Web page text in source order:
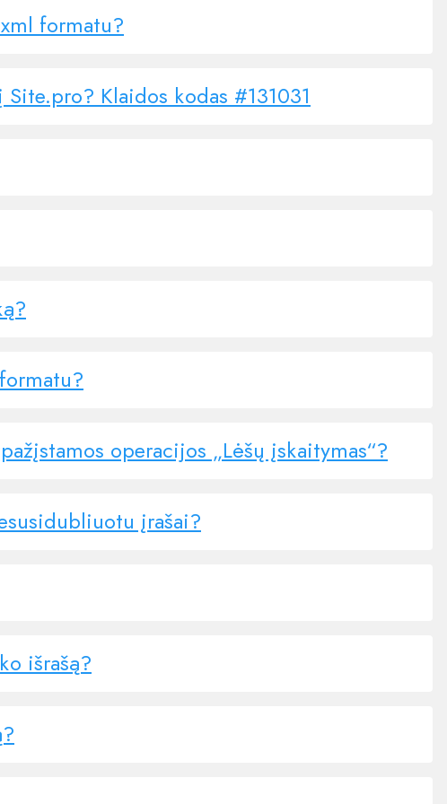
formatu?
Klaidos kodas #131031
operacijos „Lėšų įskaitymas“?
įrašai?
išrašą?